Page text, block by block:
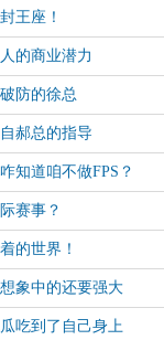
王座！
的商业潜力
防的徐总
郝总的指导
知道咱不做FPS？
赛事？
的世界！
象中的还要强大
吃到了自己身上